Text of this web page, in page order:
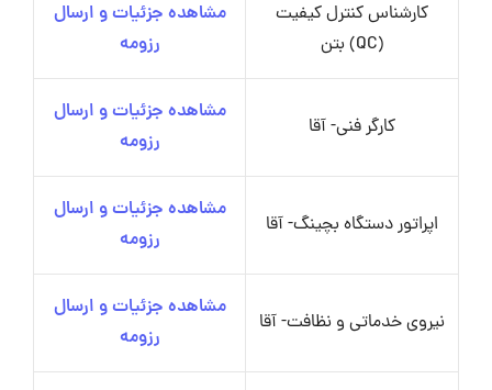
کارشناس کنترل کیفیت
(QC) بتن
مشاهده جزئیات و ارسال
رزومه
کارگر فنی- آقا
مشاهده جزئیات و ارسال
رزومه
اپراتور دستگاه بچینگ- آقا
مشاهده جزئیات و ارسال
رزومه
نیروی خدماتی و نظافت- آقا
مشاهده جزئیات و ارسال
رزومه